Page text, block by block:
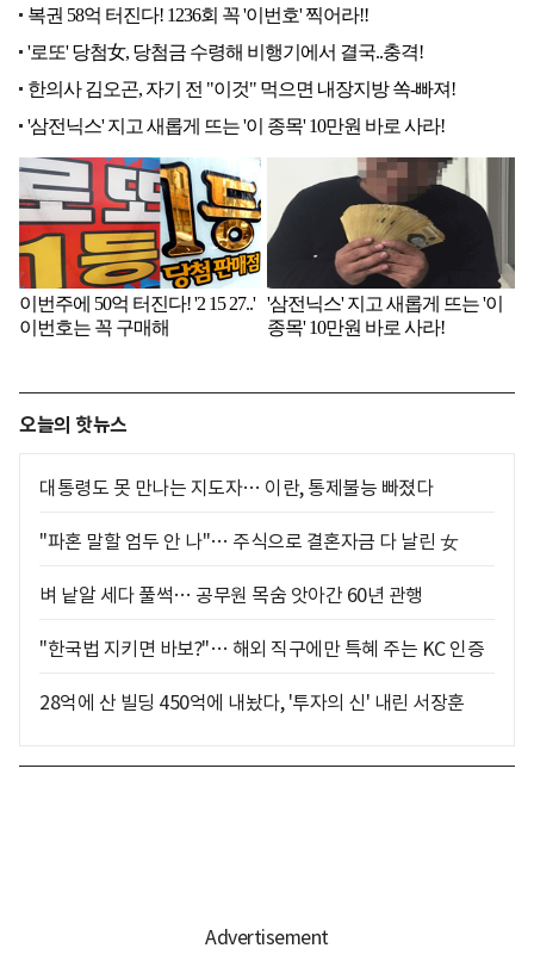
오늘의 핫뉴스
대통령도 못 만나는 지도자… 이란, 통제불능 빠졌다
"파혼 말할 엄두 안 나"… 주식으로 결혼자금 다 날린 女
벼 낱알 세다 풀썩… 공무원 목숨 앗아간 60년 관행
"한국법 지키면 바보?"… 해외 직구에만 특혜 주는 KC 인증
28억에 산 빌딩 450억에 내놨다, '투자의 신' 내린 서장훈